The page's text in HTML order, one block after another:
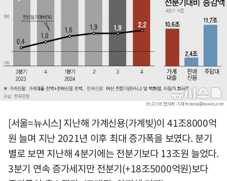
[서울=뉴시스] 지난해 가계신용(가계빚)이 41조8000억
원 늘며 지난 2021년 이후 최대 증가폭을 보였다. 분기
별로 보면 지난해 4분기에는 전분기보다 13조원 늘었다.
3분기 연속 증가세지만 전분기(+18조5000억원)보다